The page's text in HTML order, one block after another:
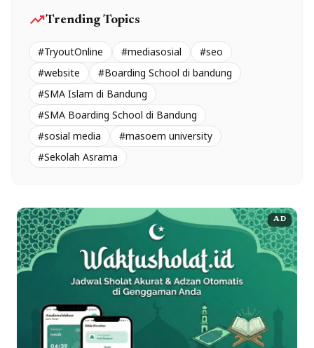
trending_upTrending Topics
#TryoutOnline #mediasosial
#seo
#website
#Boarding School di bandung
#SMA Islam di Bandung
#SMA Boarding School di Bandung
#sosial media
#masoem university
#Sekolah Asrama
AD